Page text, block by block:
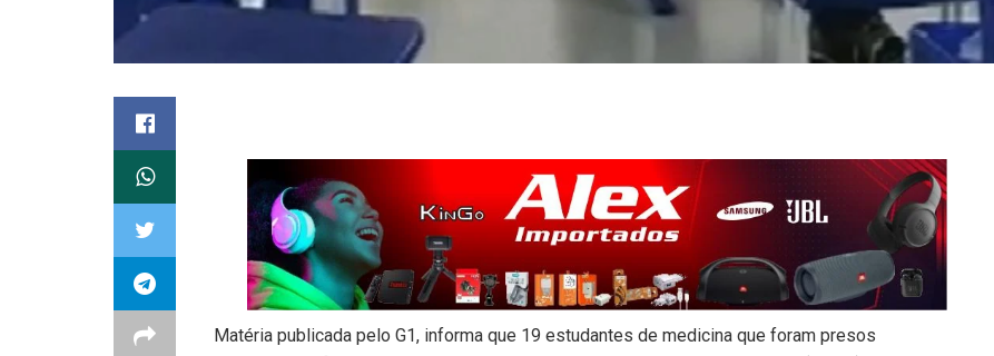
Matéria publicada pelo G1, informa que 19 estudantes de medicina que foram presos